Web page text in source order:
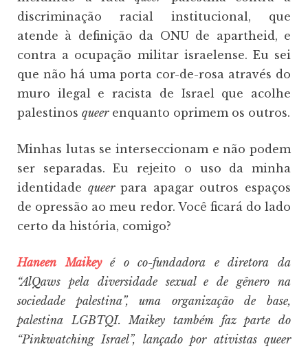
discriminação racial institucional, que
atende à definição da ONU de apartheid, e
contra a ocupação militar israelense. Eu sei
que não há uma porta cor-de-rosa através do
muro ilegal e racista de Israel que acolhe
palestinos queerenquanto oprimem os outros.
Minhas lutas se interseccionam e não podem
ser separadas. Eu rejeito o uso da minha
identidade queerpara apagar outros espaços
de opressão ao meu redor. Você ficará do lado
certo da história, comigo?
Haneen Maikeyé o co-fundadora e diretora da
“AlQaws pela diversidade sexual e de gênero na
sociedade palestina”, uma organização de base,
palestina LGBTQI. Maikey também faz parte do
“Pinkwatching Israel”, lançado por ativistas queer